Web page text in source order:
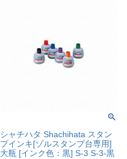
シャチハタ Shachihata スタン
プインキ[ゾルスタンプ台専用]
大瓶 [インク色：黒] S-3 S-3-黒